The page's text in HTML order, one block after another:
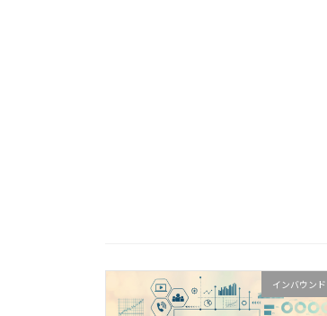
インバウンド